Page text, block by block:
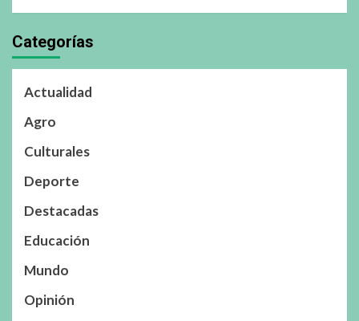
Categorías
Actualidad
Agro
Culturales
Deporte
Destacadas
Educación
Mundo
Opinión